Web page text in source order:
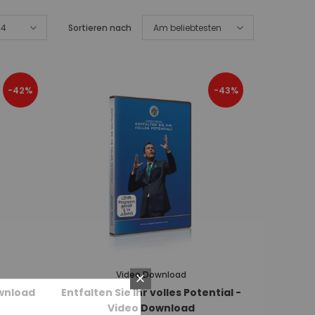
Sortieren nach Am beliebtesten
-42% -43%
Video Download
Entfalten Sie Ihr volles Potential -
Video Download